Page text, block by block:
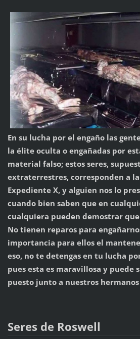
En su lucha por el engaño las
la élite oculta o engañadas por
material falso; estos seres,
extraterrestres, corresponden a la
Expediente X, y alguien nos lo
cuando bien saben que en
cualquiera pueden demostrar
No tienen reparos para
importancia para ellos el
eso, no te detengas en tu lucha
pues esta es maravillosa y puede
puesto junto a nuestros
Seres de Roswell